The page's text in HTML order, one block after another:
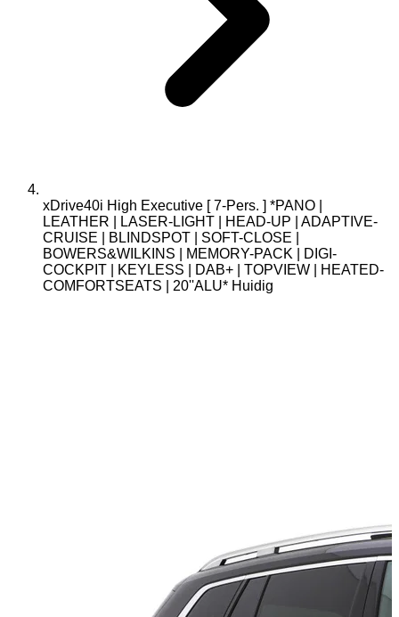
xDrive40i High Executive [ 7-Pers. ] *PANO |
LEATHER | LASER-LIGHT | HEAD-UP | ADAPTIVE-
CRUISE | BLINDSPOT | SOFT-CLOSE |
BOWERS&WILKINS | MEMORY-PACK | DIGI-
COCKPIT | KEYLESS | DAB+ | TOPVIEW | HEATED-
COMFORTSEATS | 20''ALU* Huidig